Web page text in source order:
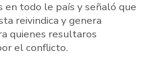
en todo le país y señaló que
reivindica y genera
quienes resultaros
el conflicto.